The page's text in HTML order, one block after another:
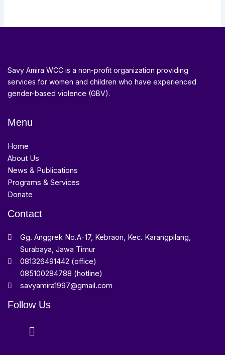
Savy Amira WCC is a non-profit organization providing
services for women and children who have experienced
gender-based violence (GBV).
Menu
Home
About Us
News & Publications
Programs & Services
Donate
Contact
Gg. Anggrek No.A-17, Kebraon, Kec. Karangpilang,
Surabaya, Jawa Timur
081326491442 (office)
085100284788 (hotline)
savyamira1997@gmail.com
Follow Us